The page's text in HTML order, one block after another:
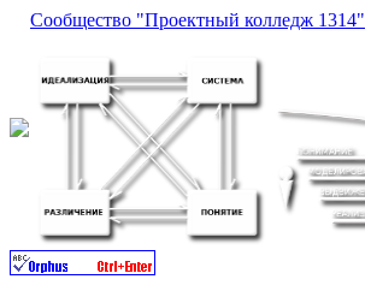
Сообщество "Проектный колледж 1314"